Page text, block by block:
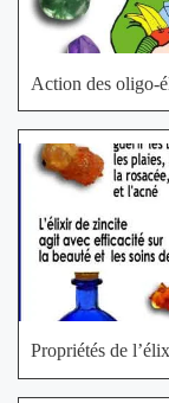
Action des oligo-
Propriétés de